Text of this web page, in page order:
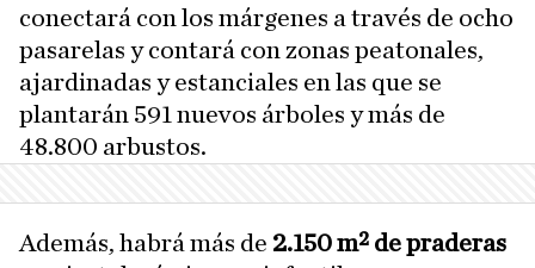
conectará con los márgenes a través de ocho
pasarelas y contará con zonas peatonales,
ajardinadas y estanciales en las que se
plantarán 591 nuevos árboles y más de
48.800 arbustos.
Además, habrá más de 2.150 m² de praderas